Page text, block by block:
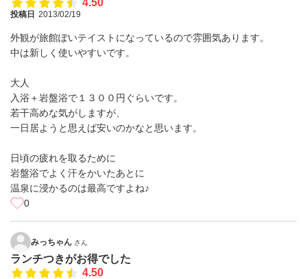
4.50
投稿日 2013/02/19
外観が旅館ぽいテイストになっているので雰囲気あります。
中は新しく使いやすいです。
大人
入浴＋岩盤浴で１３００円ぐらいです。
若干高めな気がしますが、
一日居ようと思えば安いのかなと思います。
日頃の疲れを取るために
岩盤浴でよく汗をかいたあとに
温泉に浸かるのは最高ですよね♪
0
みっちゃん さん
ランチつきがお得でした
4.50